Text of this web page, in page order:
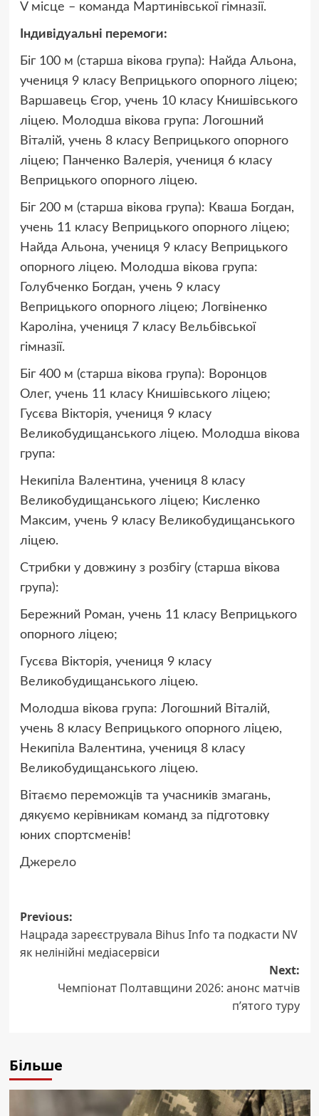
V місце – команда Мартинівської гімназії.
Індивідуальні перемоги:
Біг 100 м (старша вікова група): Найда Альона,
учениця 9 класу Веприцького опорного ліцею;
Варшавець Єгор, учень 10 класу Книшівського
ліцею. Молодша вікова група: Логошний
Віталій, учень 8 класу Веприцького опорного
ліцею; Панченко Валерія, учениця 6 класу
Веприцького опорного ліцею.
Біг 200 м (старша вікова група): Кваша Богдан,
учень 11 класу Веприцького опорного ліцею;
Найда Альона, учениця 9 класу Веприцького
опорного ліцею. Молодша вікова група:
Голубченко Богдан, учень 9 класу
Веприцького опорного ліцею; Логвіненко
Кароліна, учениця 7 класу Вельбівської
гімназії.
Біг 400 м (старша вікова група): Воронцов
Олег, учень 11 класу Книшівського ліцею;
Гусєва Вікторія, учениця 9 класу
Великобудищанського ліцею. Молодша вікова
група:
Некипіла Валентина, учениця 8 класу
Великобудищанського ліцею; Кисленко
Максим, учень 9 класу Великобудищанського
ліцею.
Стрибки у довжину з розбігу (старша вікова
група):
Бережний Роман, учень 11 класу Веприцького
опорного ліцею;
Гусєва Вікторія, учениця 9 класу
Великобудищанського ліцею.
Молодша вікова група: Логошний Віталій,
учень 8 класу Веприцького опорного ліцею,
Некипіла Валентина, учениця 8 класу
Великобудищанського ліцею.
Вітаємо переможців та учасників змагань,
дякуємо керівникам команд за підготовку
юних спортсменів!
Джерело
Post
navigation
Previous:
Нацрада зареєструвала Bihus Info та подкасти NV
як нелінійні медіасервіси
Next:
Чемпіонат Полтавщини 2026: анонс матчів
п’ятого туру
Більше